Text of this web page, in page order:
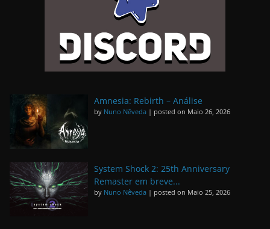
Amnesia: Rebirth – Análise
by Nuno Nêveda | posted on Maio 26, 2026
System Shock 2: 25th Anniversary
Remaster em breve...
by Nuno Nêveda | posted on Maio 25, 2026